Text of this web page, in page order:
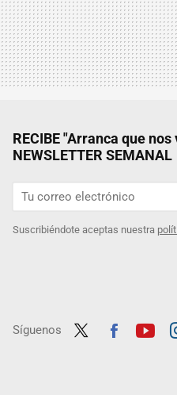
RECIBE "Arranca que
NEWSLETTER SEMANAL
Suscribiéndote aceptas nuestra
Síguenos